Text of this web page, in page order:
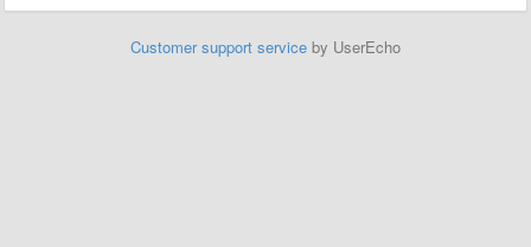
Customer support service by UserEcho